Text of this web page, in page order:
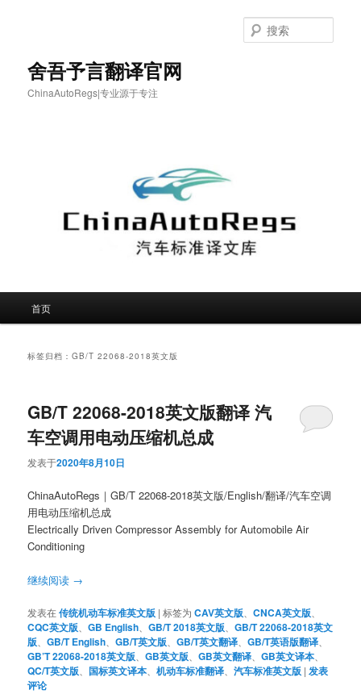
舍吾予言翻译官网
ChinaAutoRegs|专业源于专注
索
首页
标签归档：GB/T 22068-2018英文版
GB/T 22068-2018英文版翻译 汽
车空调用电动压缩机总成
发表于2020年8月10日
ChinaAutoRegs｜GB/T 22068-2018英文版/English/翻译/汽车空调
用电动压缩机总成
Electrically Driven Compressor Assembly for Automobile Air
Conditioning
继续阅读 →
发表在传统机动车标准英文版 |标签为 CAV英文版 、CNCA英文版
CQC英文版 、GB English 、GB/T 2018英文版 、GB/T 22068-2018英文
版 、GB/T English 、GB/T英文版 、GB/T英文翻译 、GB/T英语版翻译
GB’T 22068-2018英文版 、GB英文版 、GB英文翻译 、GB英文译本
QC/T英文版 国标英文译本 、机动车标准翻译 、汽车标准英文版 | 发表
评论